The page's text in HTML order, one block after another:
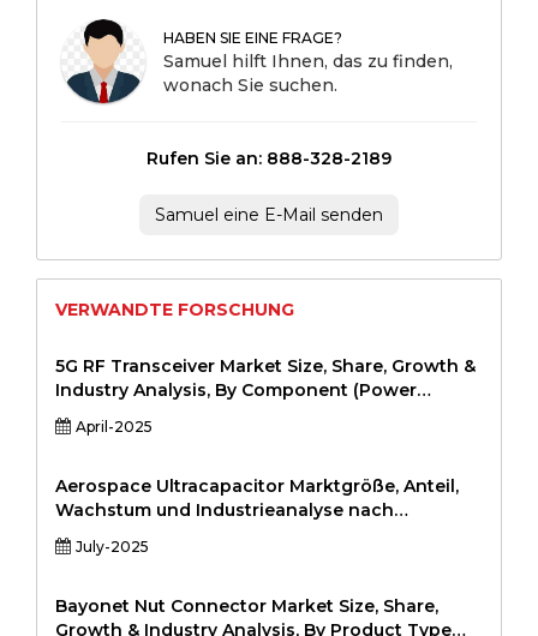
HABEN SIE EINE FRAGE?
Samuel hilft Ihnen, das zu finden,
wonach Sie suchen.
Rufen Sie an: 888-328-2189
Samuel eine E-Mail senden
VERWANDTE FORSCHUNG
5G RF Transceiver Market Size, Share, Growth &
Industry Analysis, By Component (Power
Amplifiers, Low Noise Amplifiers, Mixers,
Oscillators, Antennas), By Frequency Band
Infrastructure, Consumer Electronics, Industrial
IoT, Automotive, Healthcare), and Regional
Analysis, 2024-2031
April-2025
Aerospace Ultracapacitor Marktgröße, Anteil,
Wachstum und Industrieanalyse nach
Produkttyp (Module, Zellen, Hybrid-
Ultrakapazitoren) nach Anwendung
UAV-Systeme, Startfahrzeuge, elektrische
Antriebsantrieb) nach Endnutzern
July-2025
Bayonet Nut Connector Market Size, Share,
Growth & Industry Analysis, By Product Type